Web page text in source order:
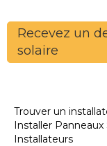
Recevez un
solaire
Trouver un
Installer Panneaux
Installateurs